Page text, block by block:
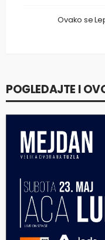
Ovako se
POGLEDAJTE I